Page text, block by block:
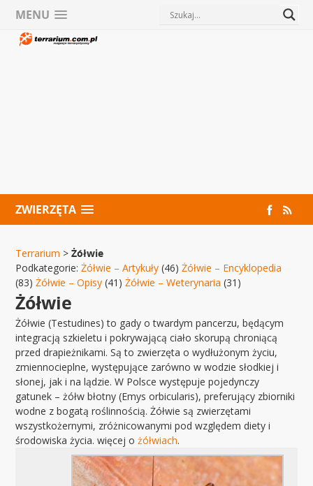
MENU
ZWIERZĘTA
Terrarium >Żółwie
Podkategorie:Żółwie – Artykuły (46)Żółwie – Encyklopedia
(83)Żółwie – Opisy (41)Żółwie – Weterynaria (31)
Żółwie
Żółwie (Testudines) to gady o twardym pancerzu, będącym
integracją szkieletu i pokrywającą ciało skorupą chroniącą
przed drapieżnikami. Są to zwierzęta o wydłużonym życiu,
zmiennocieplne, występujące zarówno w wodzie słodkiej i
słonej, jak i na lądzie. W Polsce występuje pojedynczy
gatunek – żółw błotny (Emys orbicularis), preferujący zbiorniki
wodne z bogatą roślinnością. Żółwie są zwierzętami
wszystkożernymi, zróżnicowanymi pod względem diety i
środowiska życia. więcej ożółwiach.